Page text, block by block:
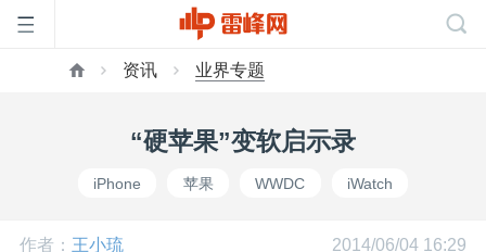
资讯 业界专题
“硬苹果”变软启示录
iPhone 苹果 WWDC iWatch
作者： 王小琉 2014/06/04 16:29